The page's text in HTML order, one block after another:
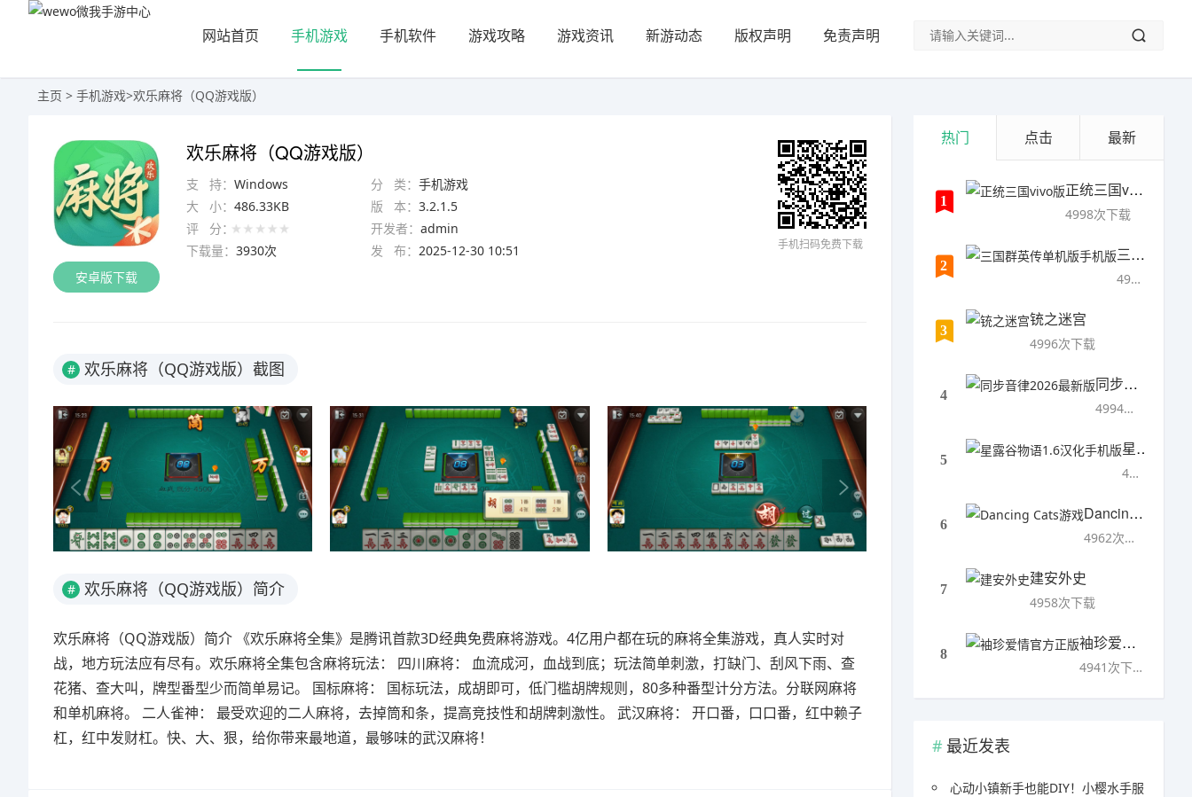
网站首页 手机游戏 手机软件 游戏攻略 游戏资讯 新游动态 版权声明 免责声明
主页 > 手机游戏>欢乐麻将（QQ游戏版）
安卓版下载
欢乐麻将（QQ游戏版）
支 持： Windows 分 类： 手机游戏
大 小： 486.33KB 版 本： 3.2.1.5
评 分：
开发者： admin
下载量： 3930次 发 布： 2025-12-30 10:51 手机扫码免费下载
# 欢乐麻将（QQ游戏版）截图
# 欢乐麻将（QQ游戏版）简介
欢乐麻将（QQ游戏版）简介 《欢乐麻将全集》是腾讯首款3D经典免费麻将游戏。4亿用户都在玩的麻将全集游戏，真人实时对
战，地方玩法应有尽有。欢乐麻将全集包含麻将玩法： 四川麻将： 血流成河，血战到底；玩法简单刺激，打缺门、刮风下雨、查
花猪、查大叫，牌型番型少而简单易记。 国标麻将： 国标玩法，成胡即可，低门槛胡牌规则，80多种番型计分方法。分联网麻将
和单机麻将。 二人雀神： 最受欢迎的二人麻将，去掉筒和条，提高竞技性和胡牌刺激性。 武汉麻将： 开口番，口口番，红中赖子
杠，红中发财杠。快、大、狠，给你带来最地道，最够味的武汉麻将！
热门 点击 最新
1
正统三国vivo版
4998次下载
2
三国群英传单机版手机版
4997次下载
3
铳之迷宫
4996次下载
4
同步音律2026最新版
4994次下载
5
星露谷物语1.6汉化手机版
4993次下载
6
Dancing Cats游戏
4962次下载
7
建安外史
4958次下载
8
袖珍爱情官方正版
4941次下载
最近发表
心动小镇新手也能DIY！小樱水手服